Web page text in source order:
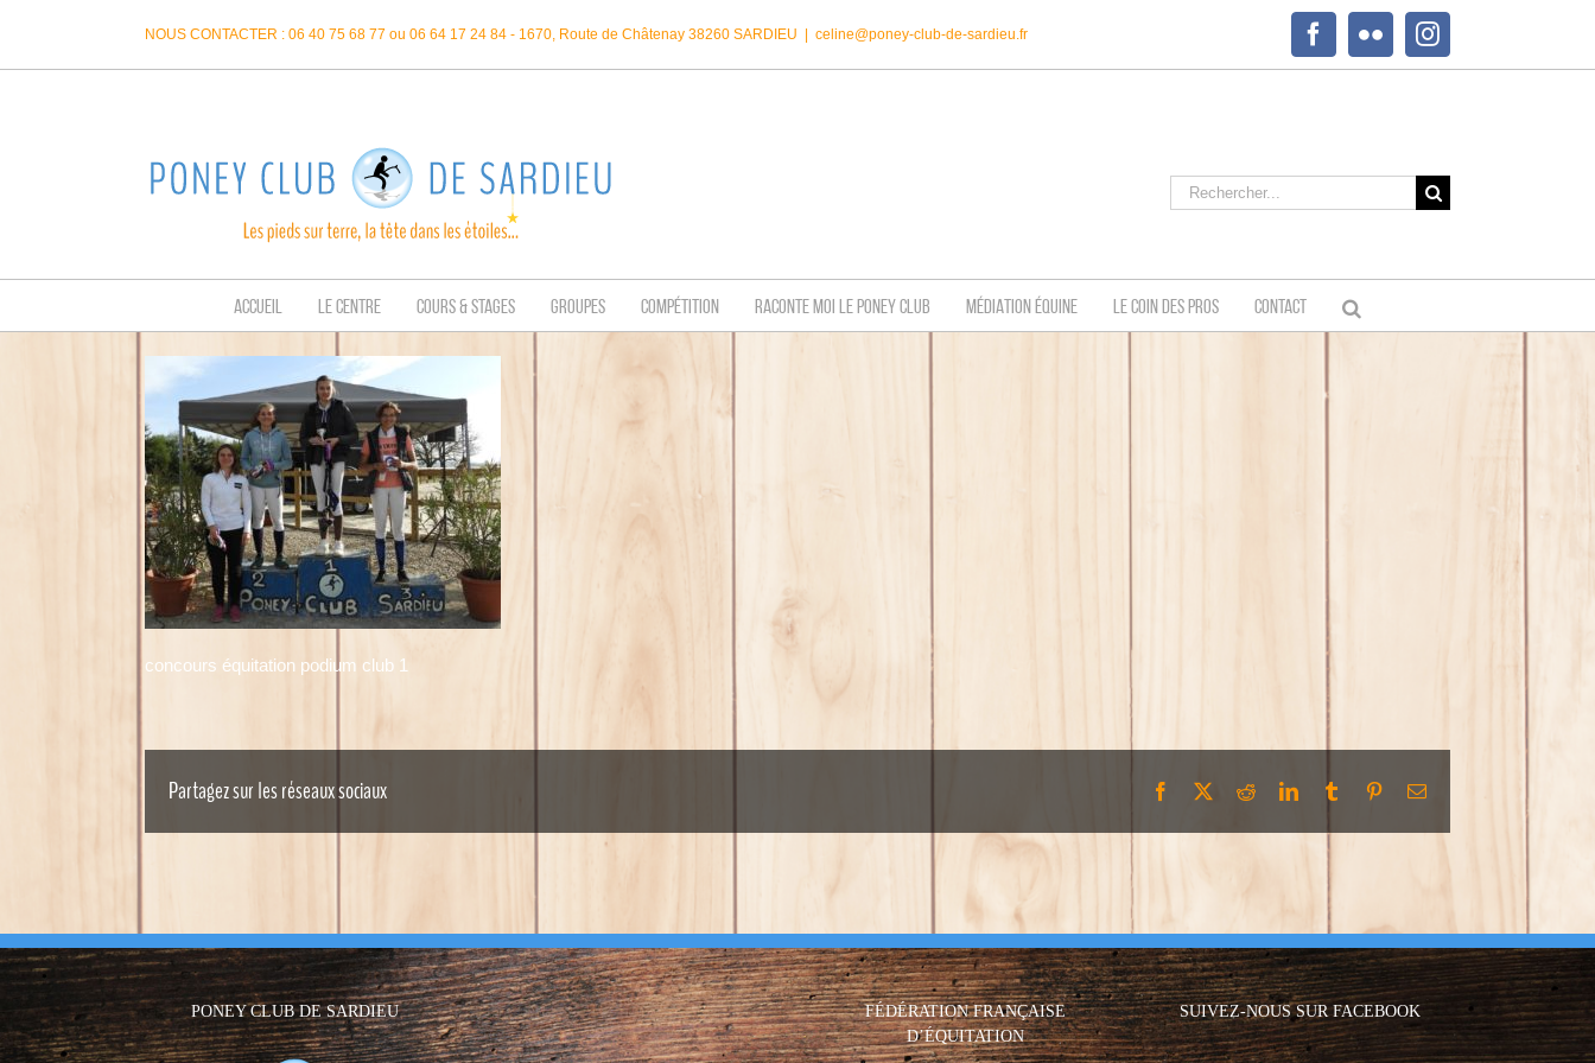
NOUS CONTACTER : 06 40 75 68 77 ou 06 64 17 24 84 - 1670, Route de Châtenay 38260 SARDIEU celine@poney-club-de-sardieu.fr FacebookFlickrInstagram
Rechercher:
ACCUEIL LE CENTRE COURS & STAGES GROUPES COMPÉTITION RACONTE MOI LE PONEY CLUB MÉDIATION ÉQUINE LE COIN DES PROS CONTACT
concours équitation podium club 1
Partagez sur les réseaux sociaux Facebook RedditLinkedInTumblr PinterestEmail
PONEY CLUB DE SARDIEU
FÉDÉRATION FRANÇAISE
D’ÉQUITATION
SUIVEZ-NOUS SUR FACEBOOK